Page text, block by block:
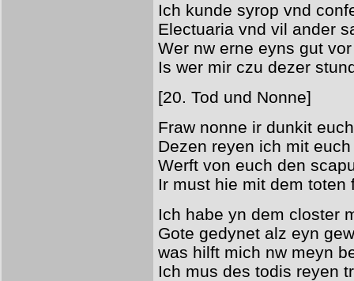
Ich kunde syrop vnd
Electuaria vnd vil ander
Wer nw erne eyns gut
Is wer mir czu dezer
[20. Tod und Nonne]
Fraw nonne ir dunkit
Dezen reyen ich mit
Werft von euch den
Ir must hie mit dem toten
Ich habe yn dem closter
Gote gedynet alz eyn
was hilft mich nw meyn
Ich mus des todis reyen